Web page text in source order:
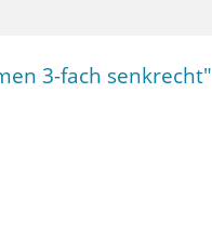
3-fach senkrecht"